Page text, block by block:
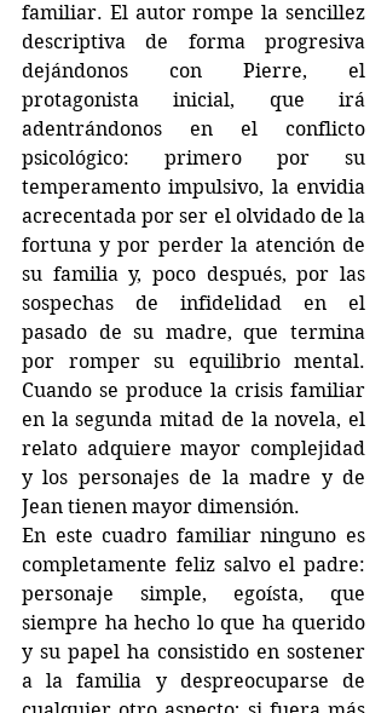
familiar. El autor rompe la sencillez
descriptiva de forma progresiva
dejándonos con Pierre, el
protagonista inicial, que irá
adentrándonos en el conflicto
psicológico: primero por su
temperamento impulsivo, la envidia
acrecentada por ser el olvidado de la
fortuna y por perder la atención de
su familia y, poco después, por las
sospechas de infidelidad en el
pasado de su madre, que termina
por romper su equilibrio mental.
Cuando se produce la crisis familiar
en la segunda mitad de la novela, el
relato adquiere mayor complejidad
y los personajes de la madre y de
Jean tienen mayor dimensión.
En este cuadro familiar ninguno es
completamente feliz salvo el padre:
personaje simple, egoísta, que
siempre ha hecho lo que ha querido
y su papel ha consistido en sostener
a la familia y despreocuparse de